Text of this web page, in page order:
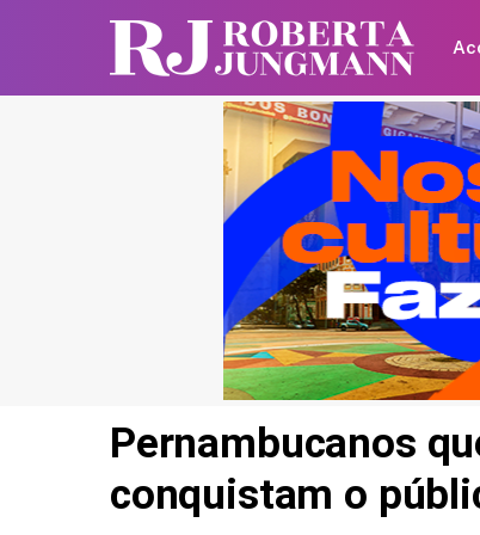
Pernambucanos
conquistam oGabriel Medina e